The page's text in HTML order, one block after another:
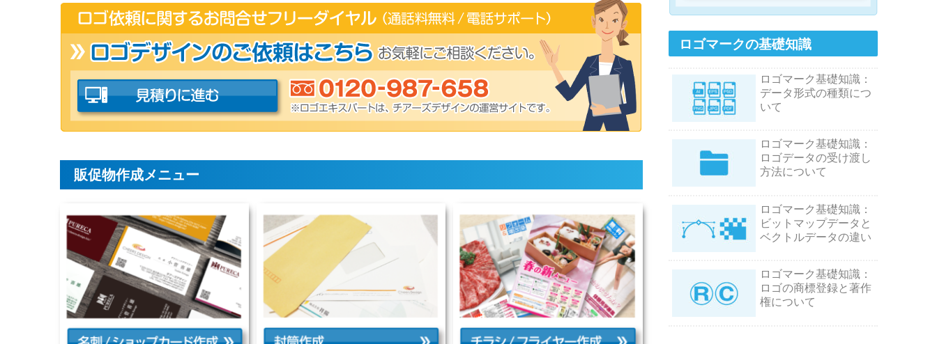
販促物作成メニュー
ロゴマークの基礎知識
ロゴマーク基礎知識：
データ形式の種類につ
いて
ロゴマーク基礎知識：
ロゴデータの受け渡し
方法について
ロゴマーク基礎知識：
ビットマップデータと
ベクトルデータの違い
ロゴマーク基礎知識：
ロゴの商標登録と著作
権について